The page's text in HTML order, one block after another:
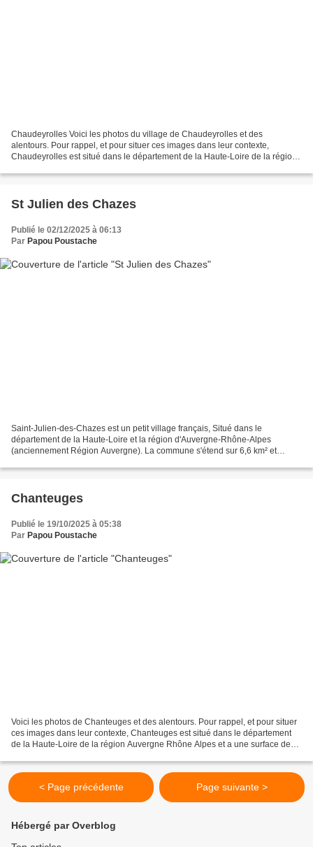
Chaudeyrolles Voici les photos du village de Chaudeyrolles et des
alentours. Pour rappel, et pour situer ces images dans leur contexte,
Chaudeyrolles est situé dans le département de la Haute-Loire de la région
St Julien des Chazes
Publié le 02/12/2025 à 06:13
Par Papou Poustache
Saint-Julien-des-Chazes est un petit village français, Situé dans le
département de la Haute-Loire et la région d'Auvergne-Rhône-Alpes
(anciennement Région Auvergne). La commune s'étend sur 6,6 km² et
Chanteuges
Publié le 19/10/2025 à 05:38
Par Papou Poustache
Voici les photos de Chanteuges et des alentours. Pour rappel, et pour situer
ces images dans leur contexte, Chanteuges est situé dans le département
de la Haute-Loire de la région Auvergne Rhône Alpes et a une surface de
< Page précédente Page suivante >
Hébergé par Overblog